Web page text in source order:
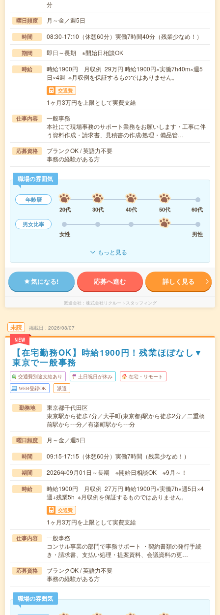
分
曜日頻度 月～金／週5日
時間 08:30-17:10（休憩60分）実働7時間40分（残業少なめ！）
期間 即日～長期 ※開始日相談OK
時給
時給1900円 月収例 29万円 時給1900円×実働7h40m×週5
日×4週 ※月収例を保証するものではありません。
交通費
1ヶ月3万円を上限として実費支給
仕事内容
一般事務
本社にて現場事務のサポート業務をお願いします・工事に伴
う資料作成・請求書、見積書の作成/処理・備品管…
応募資格
ブランクOK / 英語力不要
事務の経験がある方
職場の雰囲気
年齢層
20代
30代 40代 50代
60代
男女比率
女性
男性
もっと見る
気になる! 応募へ進む 詳しく見る
派遣会社 株式会社リクルートスタッフィング
未読
NEW
掲載日 2026/08/07
【在宅勤務OK】時給1900円！残業ほぼなし▼
東京で一般事務
交通費別途支給あり 土日祝日が休み 在宅・リモート
WEB登録OK 派遣
勤務地
東京都千代田区
東京駅から徒歩7分／大手町(東京都)駅から徒歩2分／二重橋
前駅から---分／有楽町駅から---分
曜日頻度 月～金／週5日
時間 09:15-17:15（休憩60分）実働7時間（残業少なめ！）
期間 2026年09月01日～長期 ※開始日相談OK ※9月～！
時給
時給1900円 月収例 27万円 時給1900円×実働7h×週5日×4
週+残業5h ※月収例を保証するものではありません。
交通費
1ヶ月3万円を上限として実費支給
仕事内容
一般事務
コンサル事業の部門で事務サポート ・契約書類の発行手続
き・請求書、支払い処理・提案資料、会議資料の更…
応募資格
ブランクOK / 英語力不要
事務の経験がある方
職場の雰囲気